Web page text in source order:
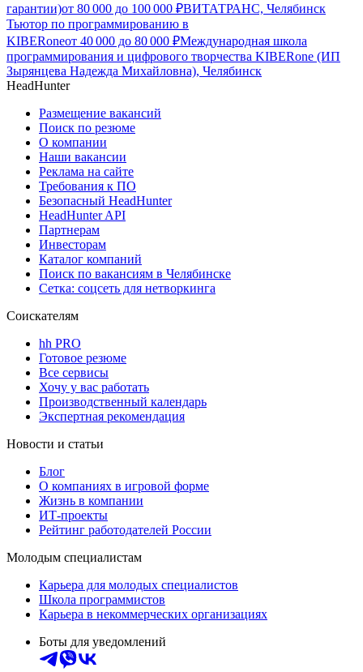
гарантии)от 80 000 до 100 000 ₽ВИТАТРАНС, Челябинск
Тьютор по программированию в
KIBERoneот 40 000 до 80 000 ₽Международная школа
программирования и цифрового творчества KIBERone (ИП
Зырянцева Надежда Михайловна), Челябинск
HeadHunter
Размещение вакансий
Поиск по резюме
О компании
Наши вакансии
Реклама на сайте
Требования к ПО
Безопасный HeadHunter
HeadHunter API
Партнерам
Инвесторам
Каталог компаний
Поиск по вакансиям в Челябинске
Сетка: соцсеть для нетворкинга
Соискателям
hh PRO
Готовое резюме
Все сервисы
Хочу у вас работать
Производственный календарь
Экспертная рекомендация
Новости и статьи
Блог
О компаниях в игровой форме
Жизнь в компании
ИТ-проекты
Рейтинг работодателей России
Молодым специалистам
Карьера для молодых специалистов
Школа программистов
Карьера в некоммерческих организациях
Боты для уведомлений